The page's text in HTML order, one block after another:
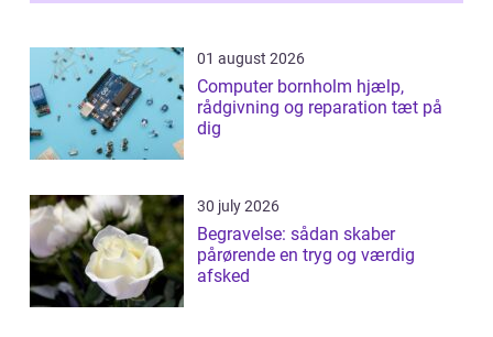
01 august 2026
Computer bornholm hjælp,
rådgivning og reparation tæt på
dig
30 july 2026
Begravelse: sådan skaber
pårørende en tryg og værdig
afsked